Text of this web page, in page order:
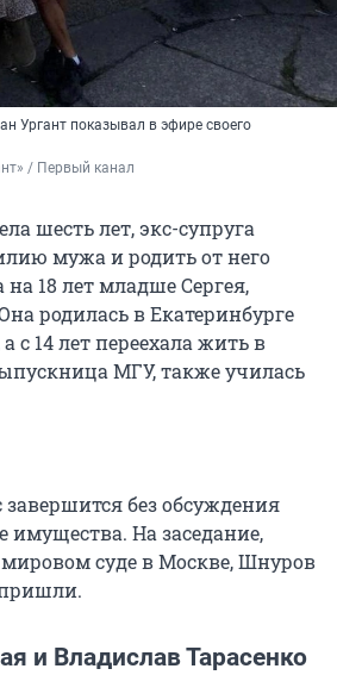
Ургант показывал в эфире своего
/ Первый канал
шесть лет, экс-супруга
мужа и родить от него
на 18 лет младше Сергея,
родилась в Екатеринбурге
а с 14 лет переехала жить в
МГУ, также училась
без обсуждения
имущества. На заседание,
суде в Москве, Шнуров
и Владислав Тарасенко